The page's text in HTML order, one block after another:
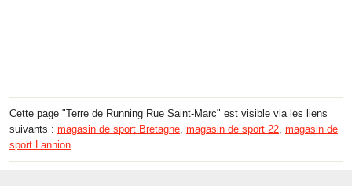
Cette page "Terre de Running Rue Saint-Marc" est visible via les liens
suivants : magasin de sport Bretagne, magasin de sport 22, magasin de
sport Lannion.